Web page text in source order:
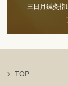
三日月鍼灸指
プラ
TOP